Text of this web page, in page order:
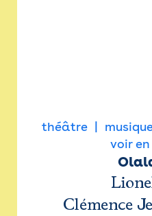
théâtre
voir
Clémence